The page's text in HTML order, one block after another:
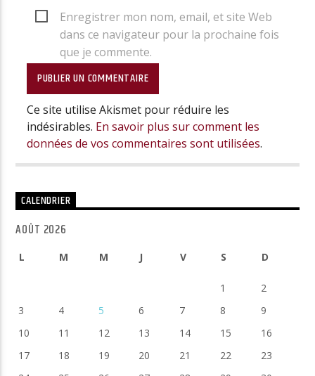
Enregistrer mon nom, email, et site Web
dans ce navigateur pour la prochaine fois
que je commente.
Ce site utilise Akismet pour réduire les
indésirables. En savoir plus sur comment les
données de vos commentaires sont utilisées.
CALENDRIER
AOÛT 2026
L M M J V S D
1
2
3
4 5 6 7 8
9
10
11 12 13 14 15
16
17
18 19 20 21 22
23